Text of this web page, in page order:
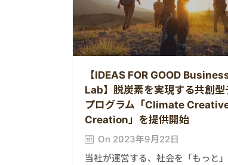
【IDEAS FOR GOOD
Lab】脱炭素を実現する共創型
プログラム「Climate
Creation」を提供開始
On 2023年9月22日
当社が運営する、社会を「もっと